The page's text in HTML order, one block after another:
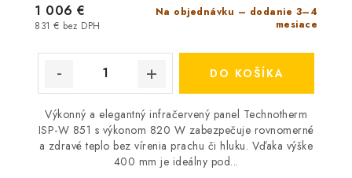
258 €
Na objednávku – dodanie 3–4
mesiace
831 € bez DPH
1 006 €
DO KOŠÍKA
Výkonný a elegantný infračervený panel Technotherm
ISP-W 851 s výkonom 820 W zabezpečuje rovnomerné
a zdravé teplo bez vírenia prachu či hluku. Vďaka výške
400 mm je ideálny pod...